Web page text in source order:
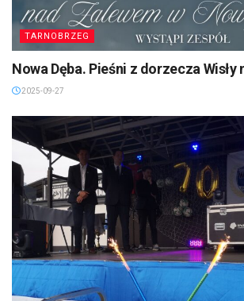
TARNOBRZEG
Nowa Dęba. Pieśni z dorzecza Wisły
2025-09-27